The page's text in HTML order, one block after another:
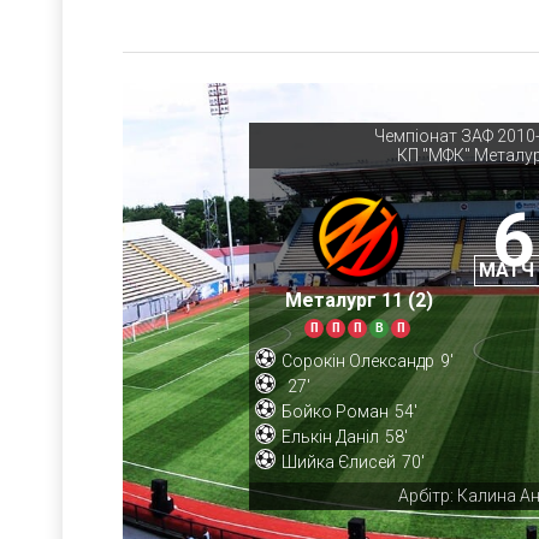
Чемпіонат ЗАФ
КП "МФК"
Металург 11 (2)
П П П В П
6
МАТЧ
Сорокін Олександр 9'
27'
Бойко Роман 54'
Елькін Даніл 58'
Шийка Єлисей 70'
Арбітр: Калина